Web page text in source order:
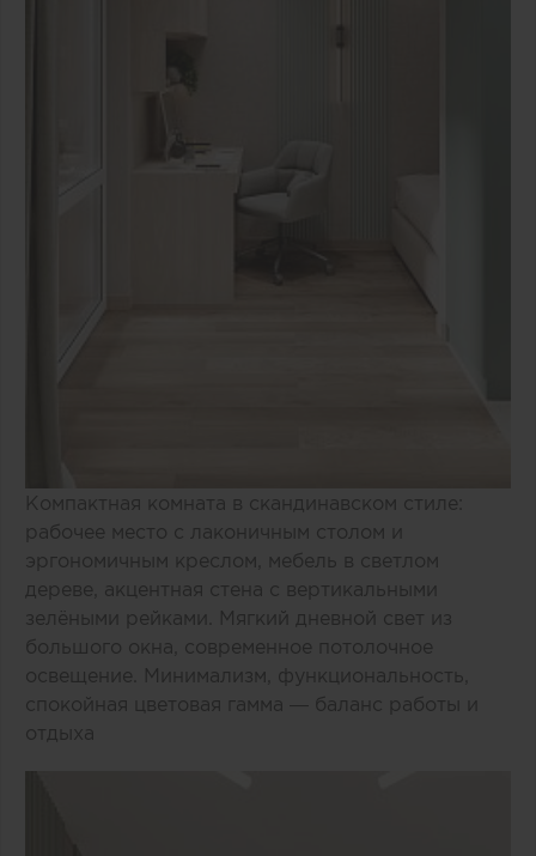
Компактная комната в скандинавском стиле:
рабочее место с лаконичным столом и
эргономичным креслом, мебель в светлом
дереве, акцентная стена с вертикальными
зелёными рейками. Мягкий дневной свет из
большого окна, современное потолочное
освещение. Минимализм, функциональность,
спокойная цветовая гамма — баланс работы и
отдыха